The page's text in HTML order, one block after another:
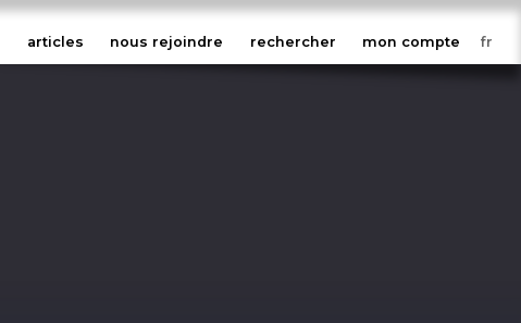
articles nous rejoindre rechercher mon compte